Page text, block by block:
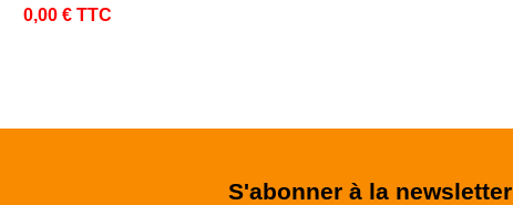
0,00 € TTC
S'abonner à la newsletter